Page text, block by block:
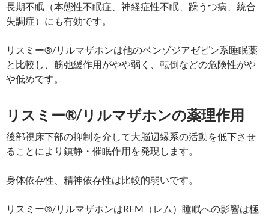
長期不眠（本態性不眠症、神経症性不眠、躁うつ病、統合
失調症）にも有効です。
リスミー®/リルマザホンは他のベンゾジアゼピン系睡眠薬
と比較し、筋弛緩作用がやや弱く、転倒などの危険性がや
や低めです。
リスミー®/リルマザホンの薬理作用
後部視床下部の抑制を介して大脳辺縁系の活動を低下させ
ることにより鎮静・催眠作用を発現します。
身体依存性、精神依存性は比較的弱いです。
リスミー®/リルマザホンはREM（レム）睡眠への影響は極